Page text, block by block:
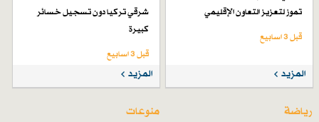
تموز لتعزيز التعاون الإقليمي
قبل 3 اسابیع
المزيد
شرقي تركيا دون تسجيل خسائر
كبيرة
قبل 3 اسابیع
المزيد
رياضة منوعات